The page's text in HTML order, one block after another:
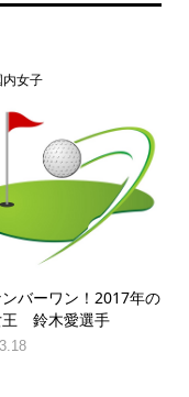
内女子
バーワン！2017年の
王 鈴木愛選手